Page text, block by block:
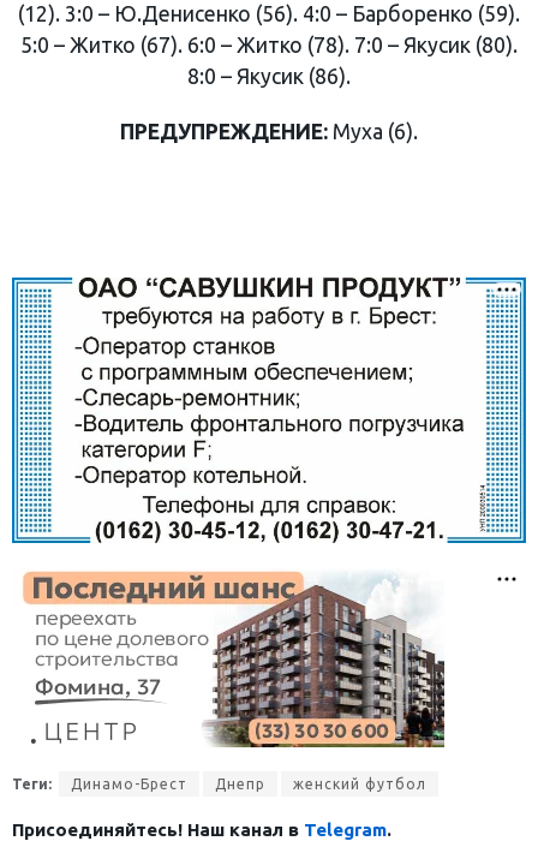
(12). 3:0 – Ю.Денисенко (56). 4:0 – Барборенко (59).
5:0 – Житко (67). 6:0 – Житко (78). 7:0 – Якусик (80).
8:0 – Якусик (86).
ПРЕДУПРЕЖДЕНИЕ: Муха (6).
Теги: Динамо-Брест Днепр женский футбол
Присоединяйтесь! Наш канал в Telegram.